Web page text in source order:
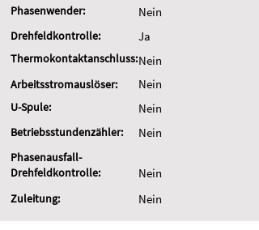
Phasenwender: Nein
Drehfeldkontrolle: Ja
Thermokontaktanschluss:Nein
Arbeitsstromauslöser:
U-Spule:
Nein
Nein
Betriebsstundenzähler: Nein
Phasenausfall-
Drehfeldkontrolle:
Nein
Zuleitung: Nein